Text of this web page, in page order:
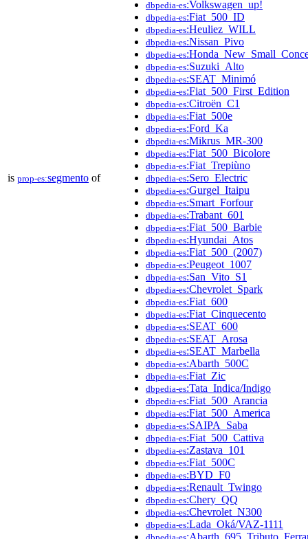
is prop-es:segmento of
dbpedia-es:Volkswagen_up!
dbpedia-es:Fiat_500_ID
dbpedia-es:Heuliez_WILL
dbpedia-es:Nissan_Pivo
dbpedia-es
dbpedia-es:Suzuki_Alto
dbpedia-es:SEAT_Minimó
dbpedia-es:Fiat_500_First_Edition
dbpedia-es:Citroën_C1
dbpedia-es:Fiat_500e
dbpedia-es:Ford_Ka
dbpedia-es:Mikrus_MR-300
dbpedia-es:Fiat_500_Bicolore
dbpedia-es:Fiat_Trepiùno
dbpedia-es:Sero_Electric
dbpedia-es:Gurgel_Itaipu
dbpedia-es:Smart_Forfour
dbpedia-es:Trabant_601
dbpedia-es:Fiat_500_Barbie
dbpedia-es:Hyundai_Atos
dbpedia-es:Fiat_500_(2007)
dbpedia-es:Peugeot_1007
dbpedia-es:San_Vito_S1
dbpedia-es:Chevrolet_Spark
dbpedia-es:Fiat_600
dbpedia-es:Fiat_Cinquecento
dbpedia-es:SEAT_600
dbpedia-es:SEAT_Arosa
dbpedia-es:SEAT_Marbella
dbpedia-es:Abarth_500C
dbpedia-es:Fiat_Zic
dbpedia-es:Tata_Indica/Indigo
dbpedia-es:Fiat_500_Arancia
dbpedia-es:Fiat_500_America
dbpedia-es:SAIPA_Saba
dbpedia-es:Fiat_500_Cattiva
dbpedia-es:Zastava_101
dbpedia-es:Fiat_500C
dbpedia-es:BYD_F0
dbpedia-es:Renault_Twingo
dbpedia-es:Chery_QQ
dbpedia-es:Chevrolet_N300
dbpedia-es:Lada_Oká/VAZ-1111